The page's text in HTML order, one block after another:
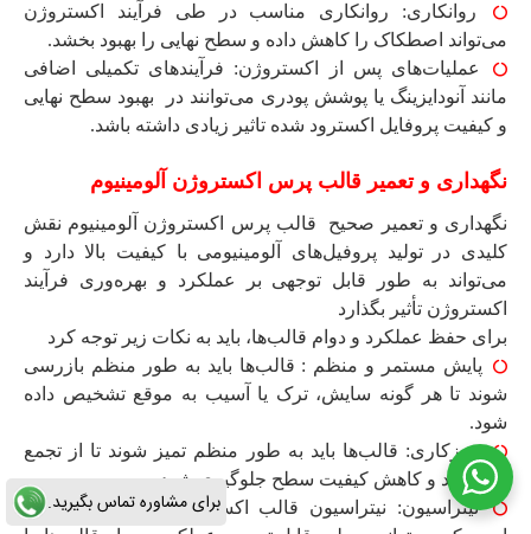
روانکاری: روانکاری مناسب در طی فرآیند اکستروژن
می‌تواند اصطکاک را کاهش داده و سطح نهایی را بهبود بخشد.
عملیات‌های پس از اکستروژن: فرآیندهای تکمیلی اضافی
مانند آنودایزینگ یا پوشش پودری می‌توانند در بهبود سطح نهایی
و کیفیت پروفایل اکسترود شده تاثیر زیادی داشته باشد.
نگهداری و تعمیر قالب پرس اکستروژن آلومینیوم
نگهداری و تعمیر صحیح قالب پرس اکستروژن آلومینیوم نقش
کلیدی در تولید پروفیل‌های آلومینیومی با کیفیت بالا دارد و
می‌تواند به طور قابل توجهی بر عملکرد و بهره‌وری فرآیند
اکستروژن تأثیر بگذارد
برای حفظ عملکرد و دوام قالب‌ها، باید به نکات زیر توجه کرد
پایش مستمر و منظم : قالب‌ها باید به طور منظم بازرسی
شوند تا هر گونه سایش، ترک یا آسیب به موقع تشخیص داده
شود.
تمیزکاری: قالب‌ها باید به طور منظم تمیز شوند تا از تجمع
مواد زائد و کاهش کیفیت سطح جلوگیری شود.
نیتراسیون: نیتراسیون قالب اکستروژن یک فرآیند کلیدی
برای مشاوره تماس بگیرید.